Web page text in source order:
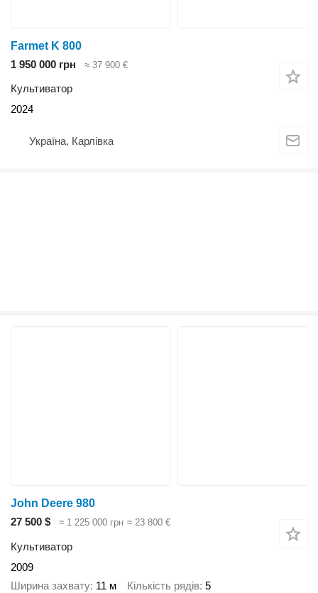
Farmet K 800
1 950 000 грн
≈ 37 900 €
Культиватор
2024
Україна, Карлівка
John Deere 980
27 500 $
≈ 1 225 000 грн ≈ 23 800 €
Культиватор
2009
Ширина захвату 11 м Кількість рядів 5